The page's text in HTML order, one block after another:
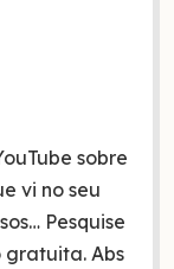
sobre
vi no seu
Pesquise
gratuita. Abs